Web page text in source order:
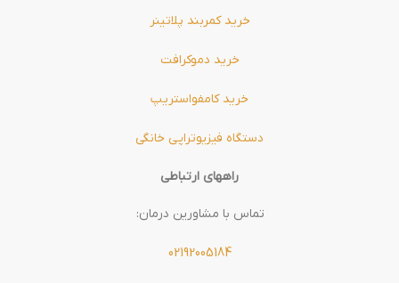
خرید کمربند پلاتینر
خرید دموکرافت
خرید کامفواستریپ
دستگاه فیزیوتراپی خانگی
راههای ارتباطی
تماس با مشاورین درمان:
02192005184